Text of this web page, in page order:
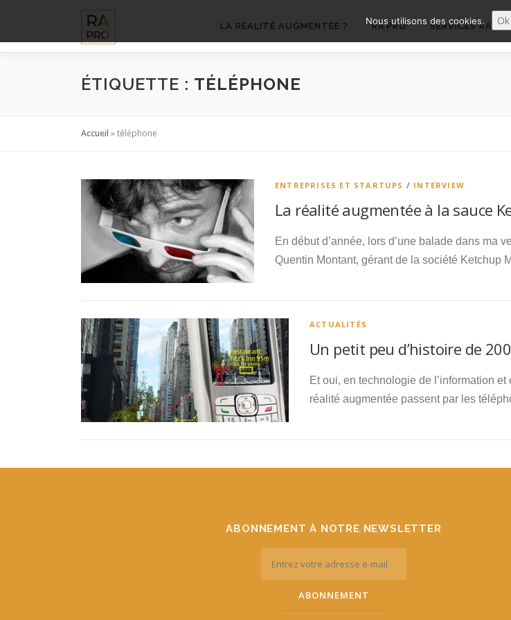
contenu
LA RÉALITÉ AUGMENTÉE ? RA’PRO SERVICES RA’PRO
ÉTIQUETTE : TÉLÉPHONE
Accueil »téléphone
ENTREPRISES ET STARTUPS / INTERVIEW
La réalité augmentée à la sauce
En début d’année, lors d’une balade dans ma
Quentin Montant, gérant de la société Ketchup
ACTUALITÉS
Un petit peu d’histoire de
Et oui, en technologie de l’information
réalité augmentée passent par les
ABONNEMENT À NOTRE NEWSLETTER
Nous utilisons des cookies. Ok